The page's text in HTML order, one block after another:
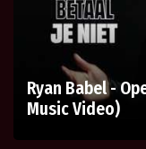
Ryan Babel -
Music Video)